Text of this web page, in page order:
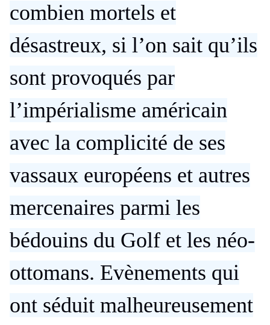
combien mortels et
désastreux, si l’on sait qu’ils
sont provoqués par
l’impérialisme américain
avec la complicité de ses
vassaux européens et autres
mercenaires parmi les
bédouins du Golf et les néo-
ottomans. Evènements qui
ont séduit malheureusement